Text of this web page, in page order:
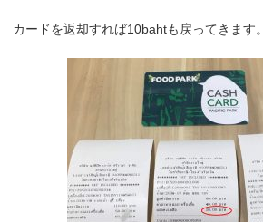
カードを返却すれば10bahtも戻ってきます。